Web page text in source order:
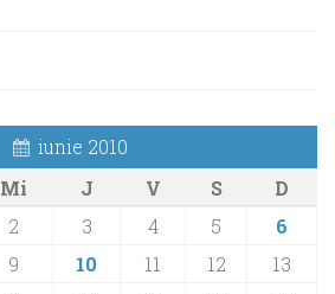
iunie 2010
Mi J V S
D
2 3 4 5
6
9 10 11 12
13